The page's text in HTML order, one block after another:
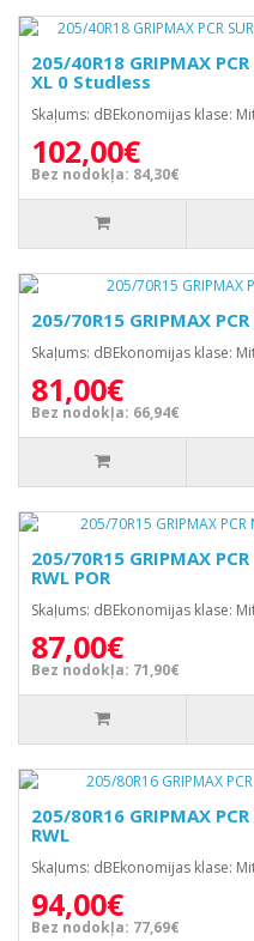
205/40R18 GRIPMAX PCR
XL 0 Studless
Skaļums: dBEkonomijas klase:
102,00€
Bez nodokļa: 84,30€
205/70R15 GRIPMAX
Skaļums: dBEkonomijas klase:
81,00€
Bez nodokļa: 66,94€
205/70R15 GRIPMAX
RWL POR
Skaļums: dBEkonomijas klase:
87,00€
Bez nodokļa: 71,90€
205/80R16 GRIPMAX
RWL
Skaļums: dBEkonomijas klase:
94,00€
Bez nodokļa: 77,69€